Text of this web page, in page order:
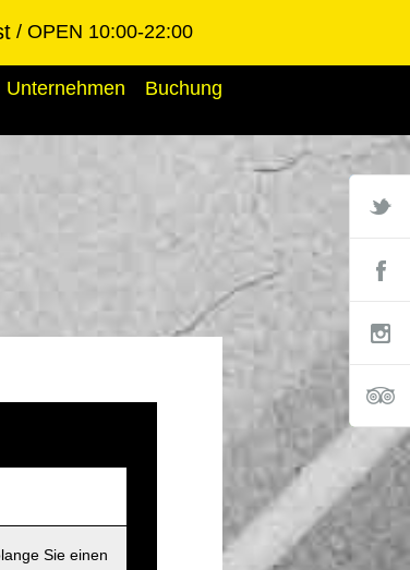
OPEN 10:00-22:00
Unternehmen
Buchung
Sie einen